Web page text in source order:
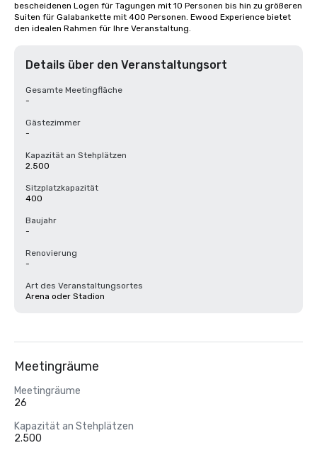
bescheidenen Logen für Tagungen mit 10 Personen bis hin zu größeren
Suiten für Galabankette mit 400 Personen. Ewood Experience bietet
den idealen Rahmen für Ihre Veranstaltung.
Details über den Veranstaltungsort
Gesamte Meetingfläche
-
Gästezimmer
-
Kapazität an Stehplätzen
2.500
Sitzplatzkapazität
400
Baujahr
-
Renovierung
-
Art des Veranstaltungsortes
Arena oder Stadion
Meetingräume
Meetingräume
26
Kapazität an Stehplätzen
2.500